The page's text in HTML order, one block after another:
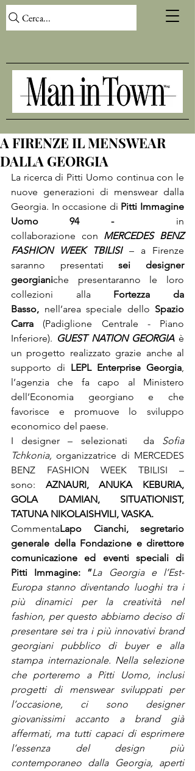
Cerca...
A FIRENZE IL MENSWEAR
DALLA GEORGIA
La ricerca di Pitti Uomo continua con le
nuove generazioni di menswear dalla
Georgia. In occasione di Pitti Immagine
Uomo 94 -
in
collaborazione con MERCEDES BENZ
FASHION WEEK TBILISI – a Firenze
saranno presentati sei designer
georgianiche presentaranno le loro
collezioni alla Fortezza da
Basso, nell’area speciale dello Spazio
Carra (Padiglione Centrale - Piano
Inferiore). GUEST NATION GEORGIA è
un progetto realizzato grazie anche al
supporto di LEPL Enterprise Georgia,
l’agenzia che fa capo al Ministero
dell’Economia georgiano e che
favorisce e promuove lo sviluppo
economico del paese.
I designer – selezionati  da Sofia
Tchkonia, organizzatrice di MERCEDES
BENZ FASHION WEEK TBILISI –
sono: AZNAURI, ANUKA KEBURIA,
GOLA DAMIAN, SITUATIONIST,
TATUNA NIKOLAISHVILI, VASKA.
CommentaLapo Cianchi, segretario
generale della Fondazione e direttore
comunicazione ed eventi speciali di
Pitti Immagine: ”La Georgia e l’Est-
Europa stanno diventando luoghi tra i
più dinamici per la creatività nel
fashion, per questo abbiamo deciso di
presentare sei tra i più innovativi brand
georgiani pubblico di buyer e alla
stampa internazionale. Nella selezione
che porteremo a Pitti Uomo, inclusi
progetti di menswear sviluppati per
l’occasione, ci sono designer
giovanissimi accanto a brand già
affermati, ma tutti capaci di esprimere
l’essenza del design più
contemporaneo dalla Georgia, aperti